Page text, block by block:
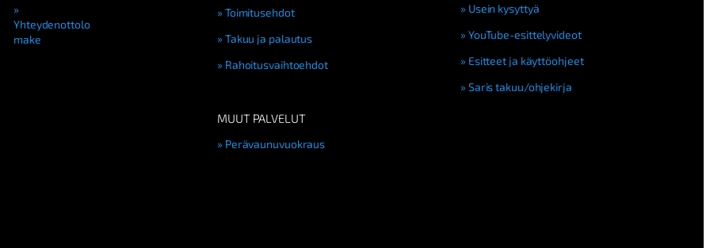
ä
ä
Yhteydenottolo
make
Toimitusehdot
Takuu ja palautus
Rahoitusvaihtoehdot
MUUT PALVELUT
Perävaunuvuokraus
Usein kysyttyä
YouTube-esittelyvideot
Esitteet ja käyttöohjeet
Saris takuu/ohjekirja